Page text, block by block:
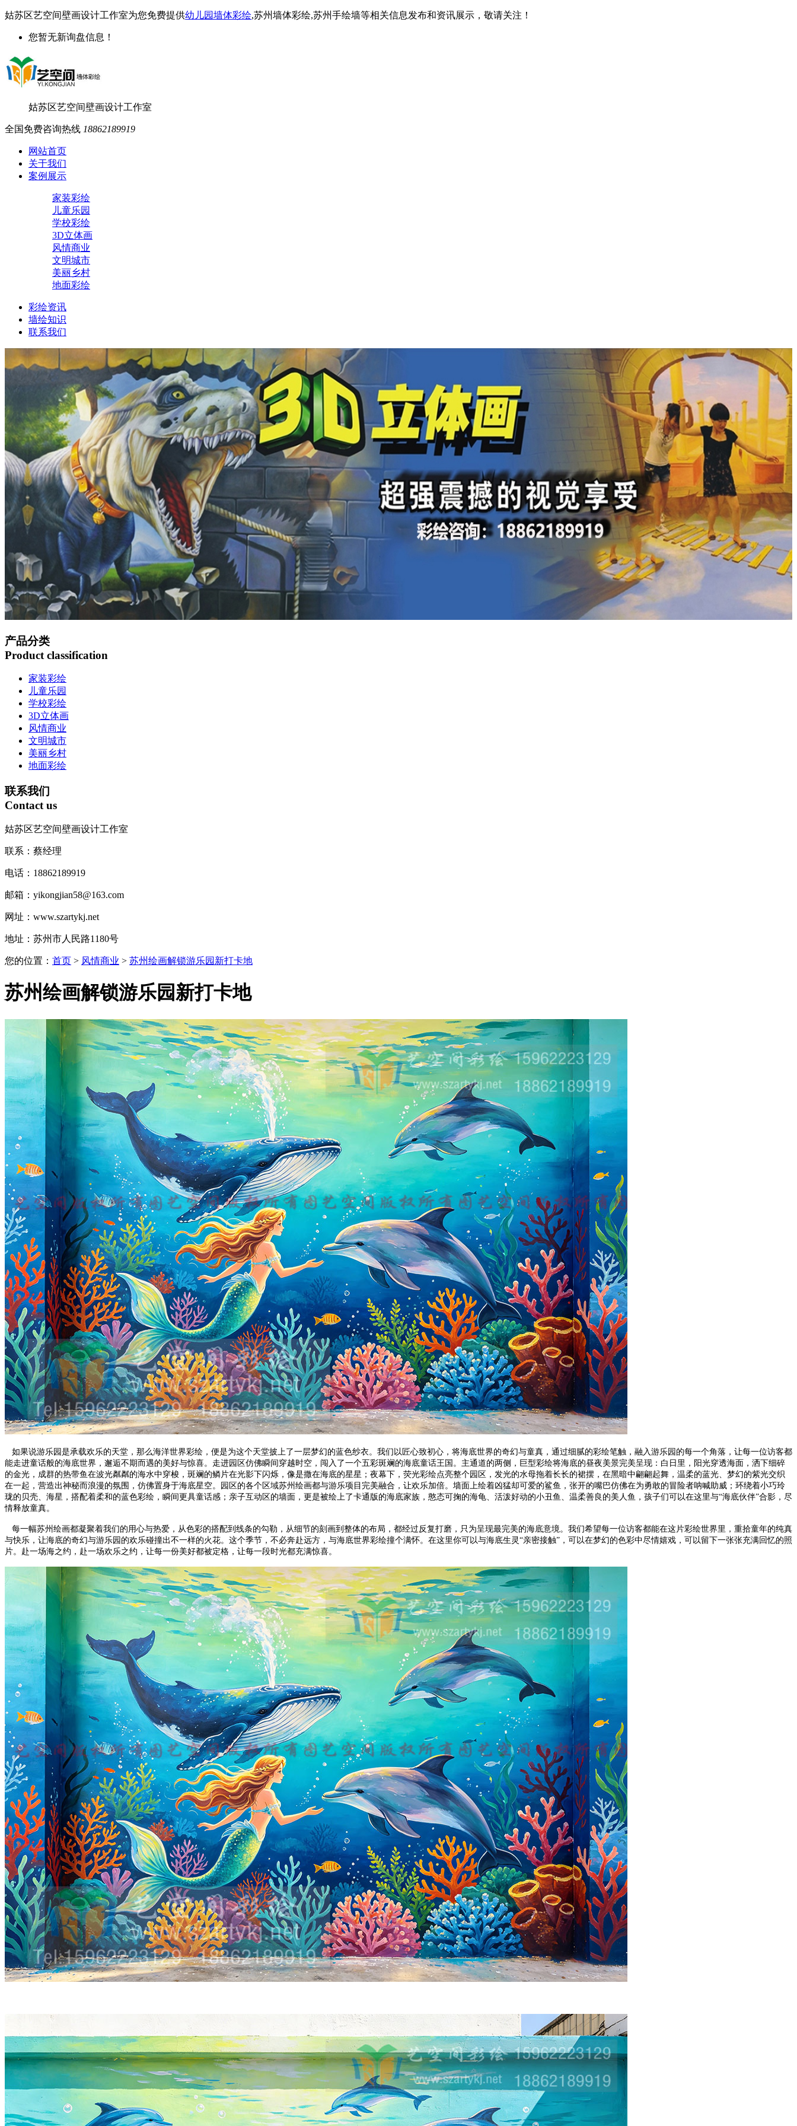
姑苏区艺空间壁画设计工作室为您免费提供幼儿园墙体彩绘,苏州墙体彩绘,苏州手绘墙等相关信息发布和资讯展示，敬请关注！
您暂无新询盘信息！
姑苏区艺空间壁画设计工作室
全国免费咨询热线 18862189919
网站首页
关于我们
案例展示
家装彩绘
儿童乐园
学校彩绘
3D立体画
风情商业
文明城市
美丽乡村
地面彩绘
彩绘资讯
墙绘知识
联系我们
产品分类
Product classification
家装彩绘
儿童乐园
学校彩绘
3D立体画
风情商业
文明城市
美丽乡村
地面彩绘
联系我们
Contact us
姑苏区艺空间壁画设计工作室
联系：蔡经理
电话：18862189919
邮箱：yikongjian58@163.com
网址：www.szartykj.net
地址：苏州市人民路1180号
您的位置： 首页 > 风情商业 > 苏州绘画解锁游乐园新打卡地
苏州绘画解锁游乐园新打卡地
如果说游乐园是承载欢乐的天堂，那么海洋世界彩绘，便是为这个天堂披上了一层梦幻的蓝色纱衣。我们以匠心致初心，将海底世界的奇幻与童真，通过细腻的彩绘笔触，融入游乐园的每一个角落，让每一位访客都
能走进童话般的海底世界，邂逅不期而遇的美好与惊喜。走进园区仿佛瞬间穿越时空，闯入了一个五彩斑斓的海底童话王国。主通道的两侧，巨型彩绘将海底的昼夜美景完美呈现：白日里，阳光穿透海面，洒下细碎
的金光，成群的热带鱼在波光粼粼的海水中穿梭，斑斓的鳞片在光影下闪烁，像是撒在海底的星星；夜幕下，荧光彩绘点亮整个园区，发光的水母拖着长长的裙摆，在黑暗中翩翩起舞，温柔的蓝光、梦幻的紫光交织
在一起，营造出神秘而浪漫的氛围，仿佛置身于海底星空。园区的各个区域苏州绘画都与游乐项目完美融合，让欢乐加倍。墙面上绘着凶猛却可爱的鲨鱼，张开的嘴巴仿佛在为勇敢的冒险者呐喊助威；环绕着小巧玲
珑的贝壳、海星，搭配着柔和的蓝色彩绘，瞬间更具童话感；亲子互动区的墙面，更是被绘上了卡通版的海底家族，憨态可掬的海龟、活泼好动的小丑鱼、温柔善良的美人鱼，孩子们可以在这里与“海底伙伴”合影，尽
情释放童真。
每一幅苏州绘画都凝聚着我们的用心与热爱，从色彩的搭配到线条的勾勒，从细节的刻画到整体的布局，都经过反复打磨，只为呈现最完美的海底意境。我们希望每一位访客都能在这片彩绘世界里，重拾童年的纯真
与快乐，让海底的奇幻与游乐园的欢乐碰撞出不一样的火花。这个季节，不必奔赴远方，与海底世界彩绘撞个满怀。在这里你可以与海底生灵“亲密接触”，可以在梦幻的色彩中尽情嬉戏，可以留下一张张充满回忆的照
片。赴一场海之约，赴一场欢乐之约，让每一份美好都被定格，让每一段时光都充满惊喜。